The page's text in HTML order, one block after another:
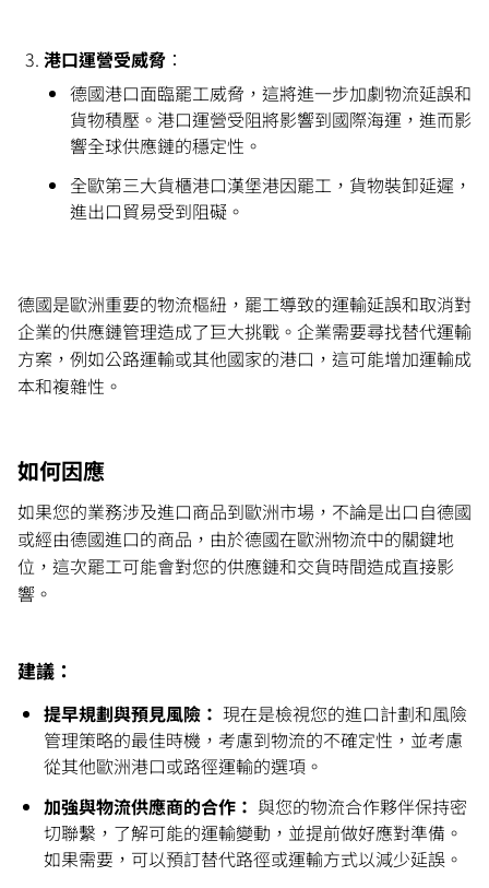
港口運營受威脅 ：
德國港口面臨罷工威脅，這將進一步加劇物流延誤和
貨物積壓。港口運營受阻將影響到國際海運，進而影
響全球供應鏈的穩定性。
全歐第三大貨櫃港口漢堡港因罷工，貨物裝卸延遲，
進出口貿易受到阻礙。
德國是歐洲重要的物流樞紐，罷工導致的運輸延誤和取消對
企業的供應鏈管理造成了巨大挑戰。企業需要尋找替代運輸
方案，例如公路運輸或其他國家的港口，這可能增加運輸成
本和複雜性。
如何因應
如果您的業務涉及進口商品到歐洲市場，不論是出口自德國
或經由德國進口的商品，由於德國在歐洲物流中的關鍵地
位，這次罷工可能會對您的供應鏈和交貨時間造成直接影
響。
建議：
提早規劃與預見風險： 現在是檢視您的進口計劃和風險
管理策略的最佳時機，考慮到物流的不確定性，並考慮
從其他歐洲港口或路徑運輸的選項。
加強與物流供應商的合作： 與您的物流合作夥伴保持密
切聯繫，了解可能的運輸變動，並提前做好應對準備。
如果需要，可以預訂替代路徑或運輸方式以減少延誤。